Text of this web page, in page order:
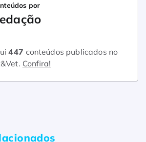
por
447 conteúdos publicados no
Confira!